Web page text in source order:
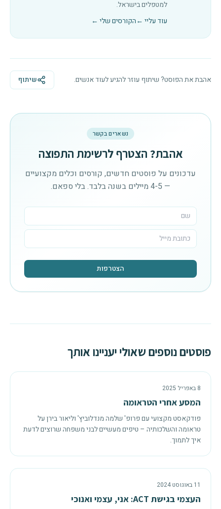
למטפלים בישראל.
עוד עליי ←הקורסים שלי ←
אהבת את הפוסט? שיתוף עוזר להגיע לעוד אנשים. שיתוף
נשארים בקשר
אהבת? הצטרף לרשימת התפוצה
עדכונים על פוסטים חדשים, קורסים וכלים מקצועיים
— 4-5 מיילים בשנה בלבד. בלי ספאם.
הצטרפות
פוסטים נוספים שאולי יעניינו אותך
8 באפריל 2025
המסע אחרי הטראומה
פודקאסט מקצועי עם פרופ' שלמה מנדלוביץ' וליאור בירן על
טראומה והשלכותיה – טיפים מעשיים לבני משפחה שרוצים לדעת
איך לתמוך.
11 באוגוסט 2024
העצמי בגישת ACT: אני, עצמי ואנוכי